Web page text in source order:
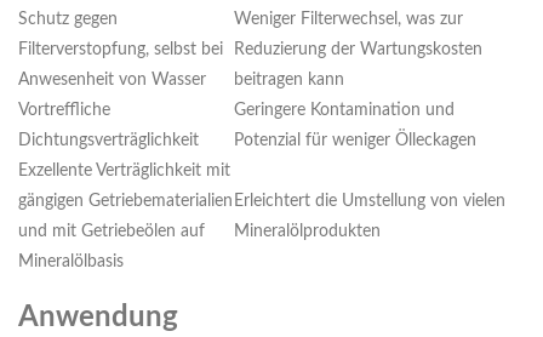
Schutz gegen
Filterverstopfung, selbst bei
Anwesenheit von Wasser
Weniger Filterwechsel, was zur
Reduzierung der Wartungskosten
beitragen kann
Vortreffliche
Dichtungsverträglichkeit
Geringere Kontamination und
Potenzial für weniger Ölleckagen
Exzellente Verträglichkeit mit
gängigen Getriebematerialien
und mit Getriebeölen auf
Mineralölbasis
Erleichtert die Umstellung von vielen
Mineralölprodukten
Anwendung